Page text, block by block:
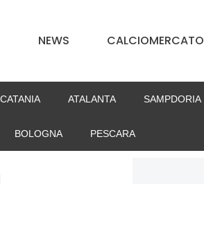
NEWS CALCIOMERCATO
CATANIA ATALANTA SAMPDORIA
BOLOGNA PESCARA